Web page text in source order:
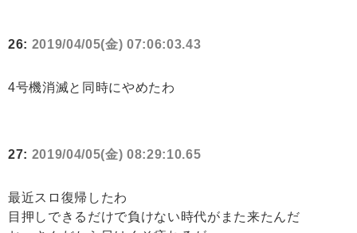
26: 2019/04/05(金) 07:06:03.43
4号機消滅と同時にやめたわ
27: 2019/04/05(金) 08:29:10.65
最近スロ復帰したわ
目押しできるだけで負けない時代がまた来たんだ